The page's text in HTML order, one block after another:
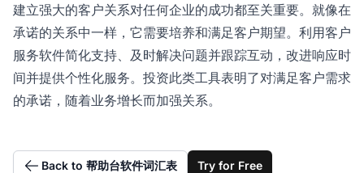
建立强大的客户关系对任何企业的成功都至关重要。就像在
承诺的关系中一样，它需要培养和满足客户期望。利用客户
服务软件简化支持、及时解决问题并跟踪互动，改进响应时
间并提供个性化服务。投资此类工具表明了对满足客户需求
的承诺，随着业务增长而加强关系。
Back to 帮助台软件词汇表 Try for Free